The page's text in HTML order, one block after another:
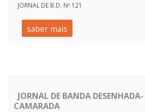
JORNAL DE B.D. Nº 121
saber mais
JORNAL DE BANDA DESENHADA-
CAMARADA